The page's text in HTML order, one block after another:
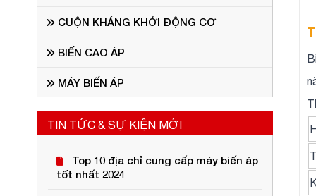
CUỘN KHÁNG KHỞI ĐỘNG CƠ
BIẾN CAO ÁP
MÁY BIẾN ÁP
TIN TỨC & SỰ KIỆN MỚI
Top 10 địa chỉ cung cấp máy biến áp
tốt nhất 2024